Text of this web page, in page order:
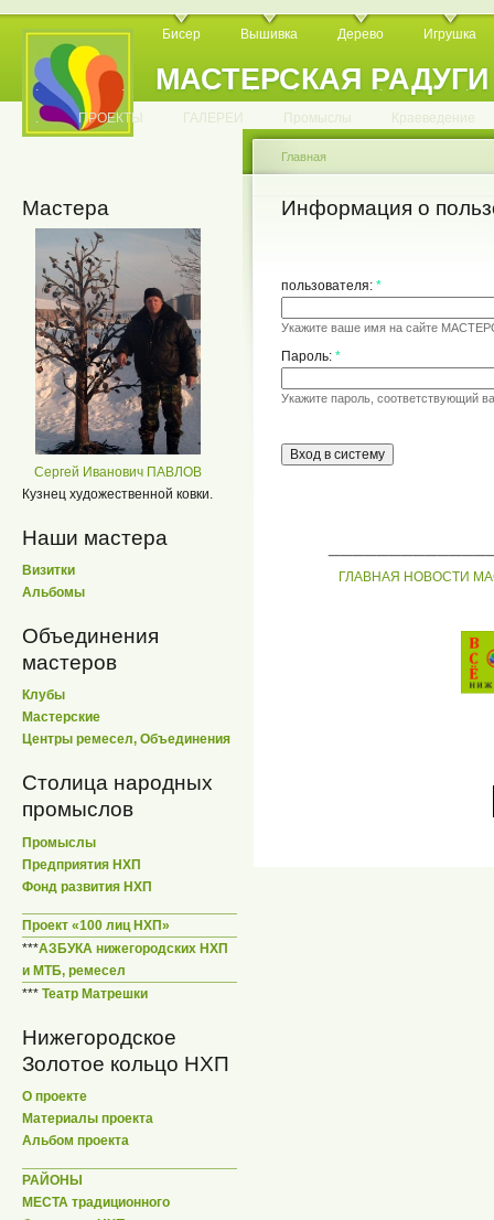
МАСТЕРСКАЯ РАДУГИ
Бисер Вышивка Дерево Игрушка
. . . . . . . . . . .
. ПРОЕКТЫ ГАЛЕРЕИ Промыслы Краеведение
Мастера
Сергей Иванович ПАВЛОВ
Кузнец художественной ковки.
Наши мастера
Визитки
Альбомы
Объединения
мастеров
Клубы
Мастерские
Центры ремесел, Объединения
Столица народных
промыслов
Промыслы
Предприятия НХП
Фонд развития НХП
Проект «100 лиц НХП»
***АЗБУКА нижегородских НХП
и МТБ, ремесел
*** Театр Матрешки
Нижегородское
Золотое кольцо НХП
О проекте
Материалы проекта
Альбом проекта
РАЙОНЫ
МЕСТА традиционного
Главная
Информация о
пользователя: *
Укажите ваше имя на сайте
Пароль: *
Укажите пароль, соответствующий
ГЛАВНАЯ НОВОСТИ